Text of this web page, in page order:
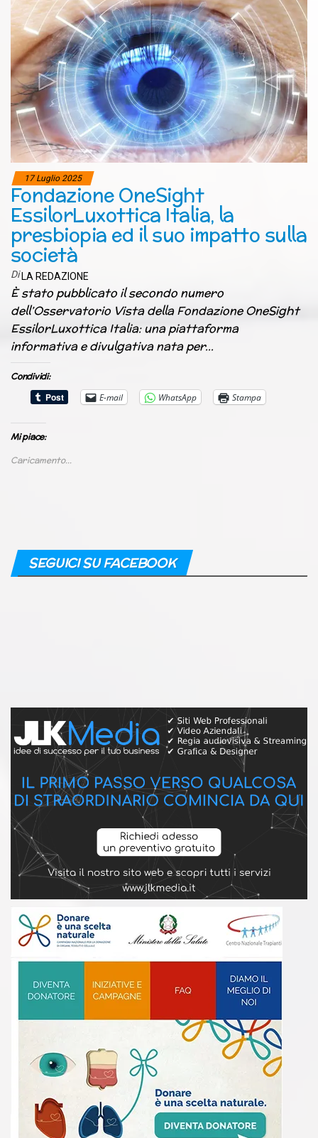
17 Luglio 2025
Fondazione OneSight
EssilorLuxottica Italia, la
presbiopia ed il suo impatto sulla
società
Di LA REDAZIONE
È stato pubblicato il secondo numero
dell’Osservatorio Vista della Fondazione OneSight
EssilorLuxottica Italia: una piattaforma
informativa e divulgativa nata per…
Condividi:
E-mail
WhatsApp Stampa
Mi piace:
Caricamento...
SEGUICI SU FACEBOOK